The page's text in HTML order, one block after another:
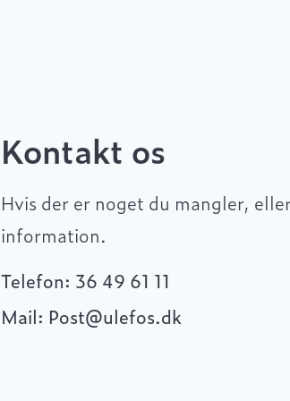
Kontakt os
Hvis der er noget du mangler,
information.
Telefon: 36 49 61 11
Mail: Post@ulefos.dk